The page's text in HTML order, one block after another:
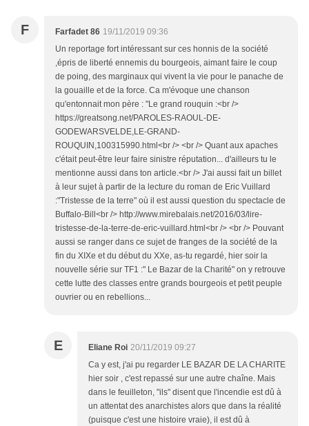
F Farfadet 86 19/11/2019 09:36
Un reportage fort intéressant sur ces honnis de la société
,épris de liberté ennemis du bourgeois, aimant faire le coup
de poing, des marginaux qui vivent la vie pour le panache de
la gouaille et de la force. Ca m'évoque une chanson
qu'entonnait mon père : "Le grand rouquin :<br />
https://greatsong.net/PAROLES-RAOUL-DE-
GODEWARSVELDE,LE-GRAND-
ROUQUIN,100315990.html<br /> <br /> Quant aux apaches
c'était peut-être leur faire sinistre réputation... d'ailleurs tu le
mentionne aussi dans ton article.<br /> J'ai aussi fait un billet
à leur sujet à partir de la lecture du roman de Eric Vuillard
:"Tristesse de la terre" où il est aussi question du spectacle de
Buffalo-Bill<br /> http://www.mirebalais.net/2016/03/lire-
tristesse-de-la-terre-de-eric-vuillard.html<br /> <br /> Pouvant
aussi se ranger dans ce sujet de franges de la société de la
fin du XIXe et du début du XXe, as-tu regardé, hier soir la
nouvelle série sur TF1 :" Le Bazar de la Charité" on y retrouve
cette lutte des classes entre grands bourgeois et petit peuple
ouvrier ou en rebellions...
E Eliane Roi 20/11/2019 09:27
Ca y est, j'ai pu regarder LE BAZAR DE LA CHARITE
hier soir , c'est repassé sur une autre chaîne. Mais
dans le feuilleton, "ils" disent que l'incendie est dû à
un attentat des anarchistes alors que dans la réalité
(puisque c'est une histoire vraie), il est dû à